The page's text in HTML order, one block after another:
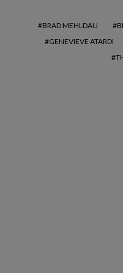
BRAD MEHLDAU
GENEVIEVE ATARDI